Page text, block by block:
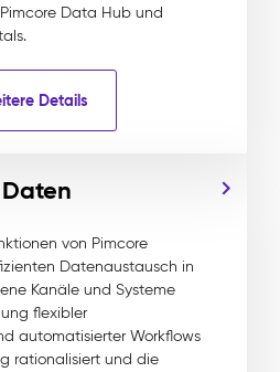
Data Hub und
Details
von Pimcore
Datenaustausch in
Kanäle und Systeme
flexibler
automatisierter Workflows
rationalisiert und die